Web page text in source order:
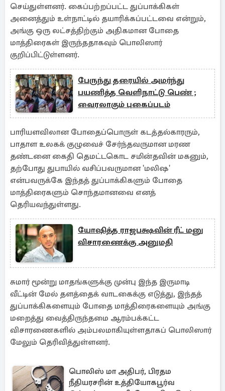
செய்துள்ளனர். கைப்பற்றப்பட்ட துப்பாக்கிகள்
அனைத்தும் உள்நாட்டில் தயாரிக்கப்பட்டவை என்றும்,
அங்கு ஒரு லட்சத்திற்கும் அதிகமான போதை
மாத்திரைகள் இருந்ததாகவும் பொலிஸார்
குறிப்பிட்டுள்ளனர்.
பேருந்து தரையில் அமர்ந்து
பயணித்த வெளிநாட்டு பெண் ;
வைரலாகும் புகைப்படம்
பாரியளவிலான போதைப்பொருள் கடத்தல்காரரும்,
பாதாள உலகக் குழுவைச் சேர்ந்தவருமான மரண
தண்டனை கைதி தெமட்டகொட சமின்தவின் மகனும்,
தற்போது துபாயில் வசிப்பவருமான 'மலிஷ'
என்பவருக்கே இந்தத் துப்பாக்கிகளும் போதை
மாத்திரைகளும் சொந்தமானவை எனத்
தெரியவந்துள்ளது.
யோஷித்த ராஜபக்ஷவின் ரீட் மனு
விசாரணைக்கு அனுமதி
சுமார் மூன்று மாதங்களுக்கு முன்பு இந்த இருமாடி
வீட்டின் மேல் தளத்தைக் வாடகைக்கு எடுத்து, இந்தத்
துப்பாக்கிகளையும் போதை மாத்திரைகளையும் அங்கு
மறைத்து வைத்திருந்தமை ஆரம்பக்கட்ட
விசாரணைகளில் அம்பலமாகியுள்ளதாகப் பொலிஸார்
மேலும் தெரிவித்துள்ளனர்.
பொலிஸ் மா அதிபர், பிரதம
நீதியரசரின் உத்தியோகபூர்வ